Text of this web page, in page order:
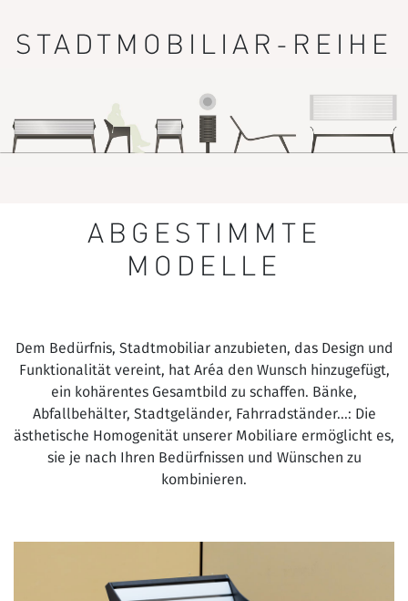
STADTMOBILIAR-REIHE
ABGESTIMMTE
MODELLE
Dem Bedürfnis, Stadtmobiliar anzubieten, das Design und
Funktionalität vereint, hat Aréa den Wunsch hinzugefügt,
ein kohärentes Gesamtbild zu schaffen. Bänke,
Abfallbehälter, Stadtgeländer, Fahrradständer...: Die
ästhetische Homogenität unserer Mobiliare ermöglicht es,
sie je nach Ihren Bedürfnissen und Wünschen zu
kombinieren.